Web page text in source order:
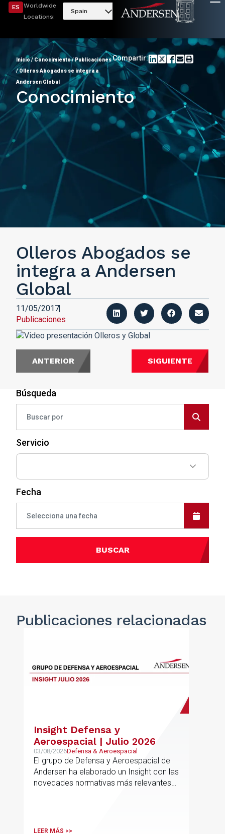
ES
Worldwide
Locations:
Spain
Inicio/ Conocimiento/Publicaciones
/Olleros Abogados se integra a
Andersen Global
Compartir:
Conocimiento
Búsqueda
Servicio
Fecha
BUSCAR
Olleros Abogados se
integra a Andersen
Global
11/05/2017
Publicaciones
ANTERIOR SIGUIENTE
Publicaciones relacionadas
Insight Defensa y
Aeroespacial | Julio 2026
03/08/2026Defensa & Aeroespacial
El grupo de Defensa y Aeroespacial de
Andersen ha elaborado un Insight con las
novedades normativas más relevantes
LEER MÁS >>